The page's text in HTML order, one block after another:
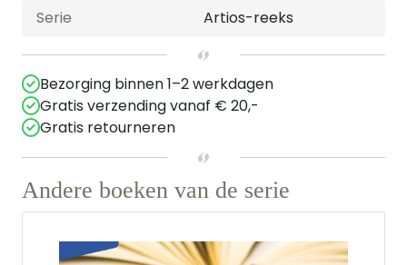
Serie
Artios-reeks
Bezorging binnen 1–2 werkdagen
Gratis verzending vanaf € 20,-
Gratis retourneren
Andere boeken van de serie